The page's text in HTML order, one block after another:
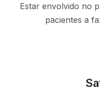
Estar envolvido no
pacientes a